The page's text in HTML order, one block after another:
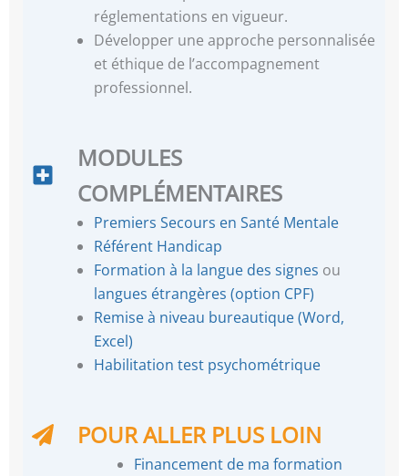
réglementations en vigueur.
Développer une approche personnalisée
et éthique de l’accompagnement
professionnel.
MODULES
COMPLÉMENTAIRES
Premiers Secours en Santé Mentale
Référent Handicap
Formation à la langue des signes ou
langues étrangères (option CPF)
Remise à niveau bureautique (Word,
Excel)
Habilitation test psychométrique
POUR ALLER PLUS LOIN
Financement de ma formation